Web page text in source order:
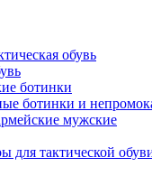
обувь
ботинки
ботинки и
мужские
для тактической